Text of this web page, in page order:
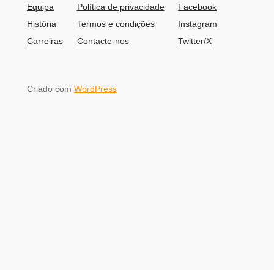
Equipa
História
Carreiras
Política de privacidade
Termos e condições
Contacte-nos
Facebook
Instagram
Twitter/X
Criado com WordPress